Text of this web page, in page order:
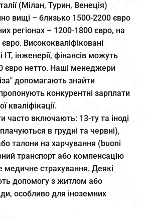
(Мілан, Турин, Венеція)
вищі – близько 1500-2200 євро
регіонах – 1200-1800 євро, на
Висококваліфіковані
IT, інженерії, фінансів можуть
євро нетто. Наші менеджери
допомагають знайти
конкурентні зарплати
кваліфікації.
часто включають: 13-ту та іноді
в грудні та червні),
талони на харчування (buoni
транспорт або компенсацію
медичне страхування. Деякі
допомогу з житлом або
особливо для іноземних